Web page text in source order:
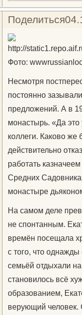
Поделиться
Фото:
Несмотря
постоянно
предложений. А в
монастырь. «Да
коллеги. Каково же
действительно
работать
Средних
монастыре
На самом деле
не спонтанным.
времён посещала
с того, что
семьёй отдыхали
становилось всё
образованием,
верующий человек.